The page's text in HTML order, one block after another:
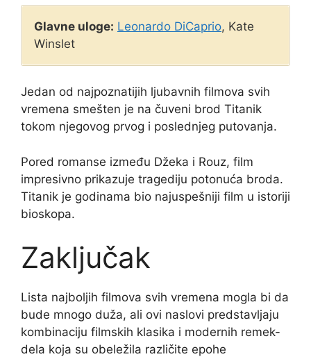
Glavne uloge: Leonardo DiCaprio, Kate
Winslet
Jedan od najpoznatijih ljubavnih filmova svih
vremena smešten je na čuveni brod Titanik
tokom njegovog prvog i poslednjeg putovanja.
Pored romanse između Džeka i Rouz, film
impresivno prikazuje tragediju potonuća broda.
Titanik je godinama bio najuspešniji film u istoriji
bioskopa.
Zaključak
Lista najboljih filmova svih vremena mogla bi da
bude mnogo duža, ali ovi naslovi predstavljaju
kombinaciju filmskih klasika i modernih remek-
dela koja su obeležila različite epohe